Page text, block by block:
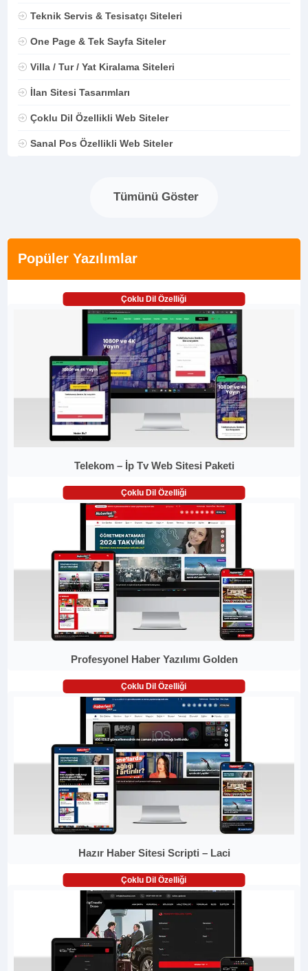
Teknik Servis & Tesisatçı Siteleri
One Page & Tek Sayfa Siteler
Villa / Tur / Yat Kiralama Siteleri
İlan Sitesi Tasarımları
Çoklu Dil Özellikli Web Siteler
Sanal Pos Özellikli Web Siteler
Tümünü Göster
Popüler Yazılımlar
Çoklu Dil Özelliği
Telekom – İp Tv Web Sitesi Paketi
Çoklu Dil Özelliği
Profesyonel Haber Yazılımı Golden
Çoklu Dil Özelliği
Hazır Haber Sitesi Scripti – Laci
Çoklu Dil Özelliği